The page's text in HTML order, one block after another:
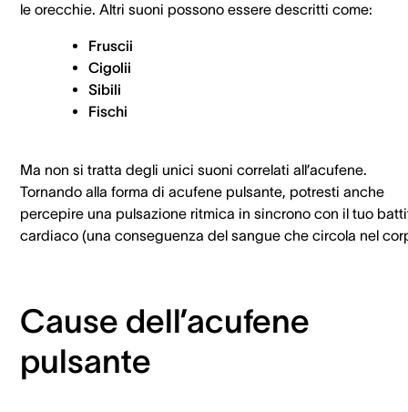
le orecchie. Altri suoni possono essere descritti come:
Fruscii
Cigolii
Sibili
Fischi
Ma non si tratta degli unici suoni correlati all’acufene.
Tornando alla forma di acufene pulsante, potresti anche
percepire una pulsazione ritmica in sincrono con il tuo
cardiaco (una conseguenza del sangue che circola nel
Cause dell’acufene
pulsante